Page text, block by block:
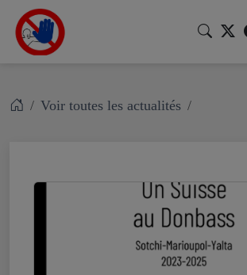
Voir toutes les actualités